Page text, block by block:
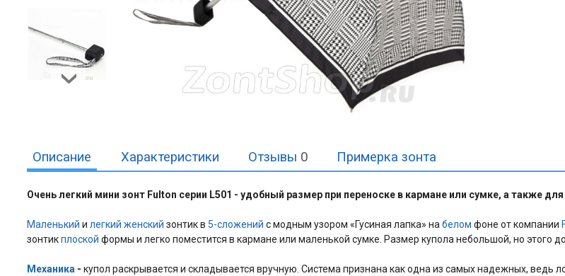
Описание
Очень легкий мини зонт Fulton серии L501 - удобный размер при переноске в кармане или сумке, а также
Маленький илегкий женский зонтик в 5-сложенийс модным узором «Гусиная лапка» набелом фоне от компании
зонтикплоской формы и легко поместится в кармане или маленькой сумке. Размер купола небольшой, но этого
Механика -купол раскрывается и складывается вручную. Система признана как одна из самых надежных, ведь
Характеристики Отзывы 0 Примерка зонта